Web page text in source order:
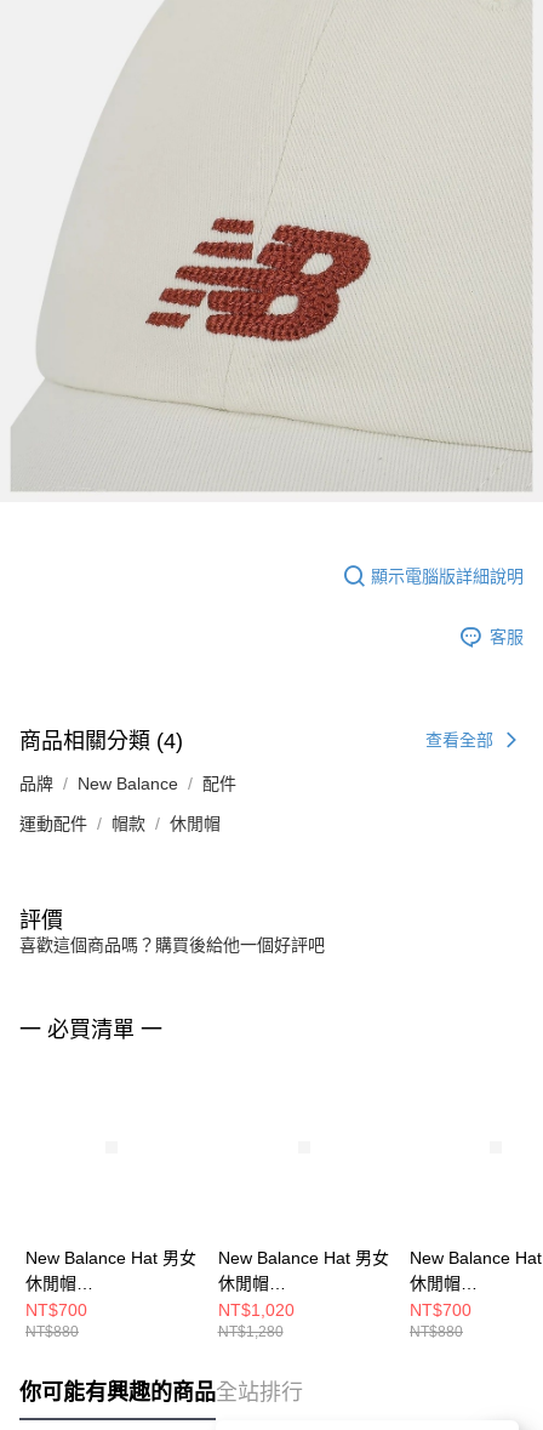
顯示電腦版詳細說明
客服
商品相關分類 (4) 查看全部
品牌 New Balance 配件
運動配件 帽款 休閒帽
評價
喜歡這個商品嗎？購買後給他一個好評吧
一 必買清單 一
New Balance Hat 男女
休閒帽
LAH51004GAB-F
NT$700
NT$880
New Balance Hat 男女
休閒帽
LAH00443GAB-F
NT$1,020
NT$1,280
New Balance
休閒帽
LAH51017SST-F
NT$700
NT$880
你可能有興趣的商品全站排行